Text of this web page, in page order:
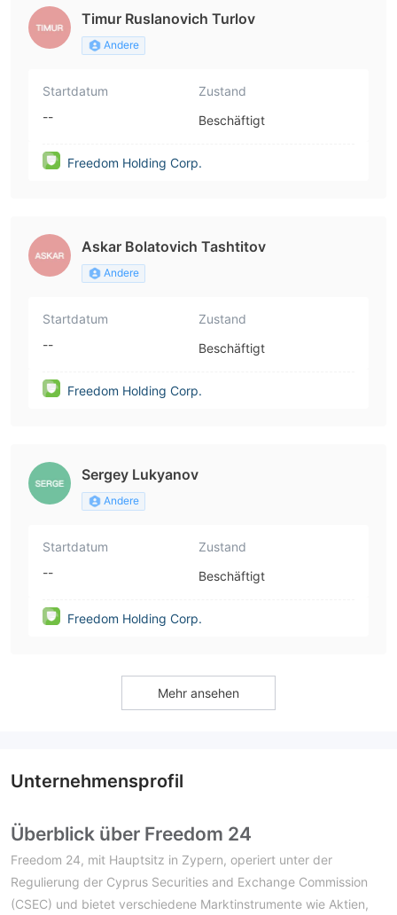
Timur Ruslanovich Turlov
Andere
Startdatum
--
Zustand
Beschäftigt
Freedom Holding Corp.
Askar Bolatovich Tashtitov
Andere
Startdatum
--
Zustand
Beschäftigt
Freedom Holding Corp.
Sergey Lukyanov
Andere
Startdatum
--
Zustand
Beschäftigt
Freedom Holding Corp.
Mehr ansehen
Unternehmensprofil
Überblick über Freedom 24
Freedom 24, mit Hauptsitz in Zypern, operiert unter der
Regulierung der Cyprus Securities and Exchange Commission
(CSEC) und bietet verschiedene Marktinstrumente wie Aktien,